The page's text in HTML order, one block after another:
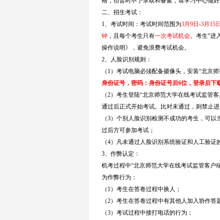
二、招生考试：
1、考试时间：考试时间范围为3月9日-3月15
钟 ，且每个考生只有一次考试机会。考生“进
操作说明》，避免浪费考试机会。
2、人脸识别规则：
（1）考试电脑必须配备摄像头，安装“北京
身份证号，密码：身份证号后6位，登录后下
（2）考生登陆“北京师范大学在线考试监管
通过后正式开始考试。比对未通过，则禁止
（3）个别人脸识别检测不成功的考生，可
过后方可参加考试；
（4）凡未通过人脸识别系统验证和人工验
3、作弊认定：
机考过程中“北京师范大学在线考试监管客
为作弊行为：
（1）考生在答卷过程中换人；
（2）考生在答卷过程中有其他人加入协作答
（3）考试过程中接打电话的行为；